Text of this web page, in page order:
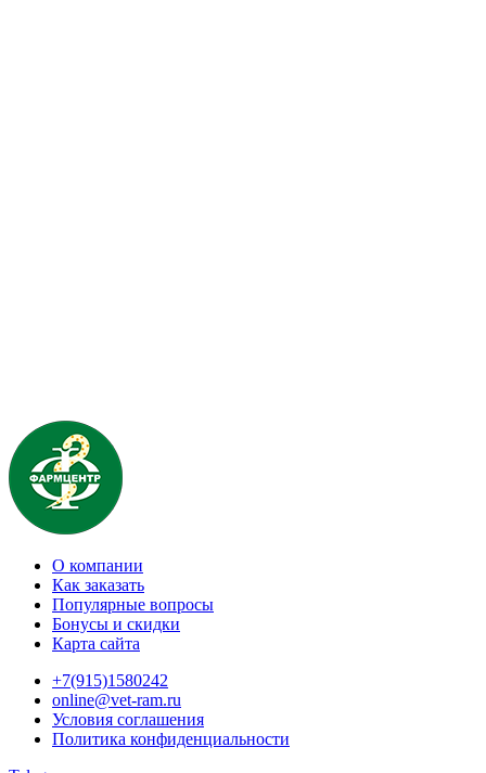
О компании
Как заказать
Популярные вопросы
Бонусы и скидки
Карта сайта
+7(915)1580242
online@vet-ram.ru
Условия соглашения
Политика конфиденциальности